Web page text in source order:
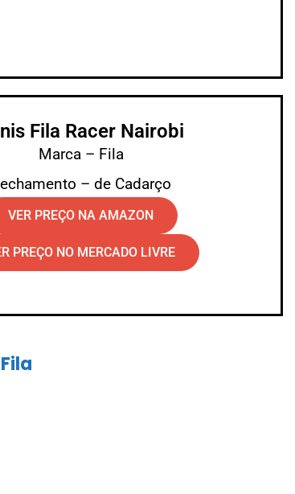
Fila Racer Nairobi
Marca – Fila
– de Cadarço
VER PREÇO NA AMAZON
PREÇO NO MERCADO LIVRE